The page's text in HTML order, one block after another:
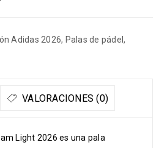
Adidas 2026, Palas de pádel ,
VALORACIONES (0)
Light 2026 es una pala